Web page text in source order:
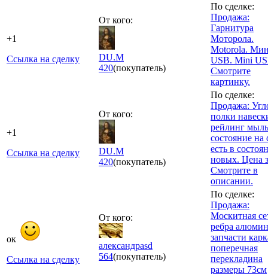
+1
Ссылка на сделку
От кого:
DU.M
420(покупатель)
По сделке:
Продажа:
Гарнитура
Моторола.
Motorola.
USB. Mini
Смотрите
картинку.
+1
Ссылка на сделку
От кого:
DU.M
420(покупатель)
По сделке:
Продажа:
полки
рейлинг
состояние на
есть в
новых. Цена
Смотрите в
описании.
ок
Ссылка на сделку
От кого:
александрasd
564(покупатель)
По сделке:
Продажа:
Москитная
ребра
запчасти
поперечная
перекладина
размеры 73см